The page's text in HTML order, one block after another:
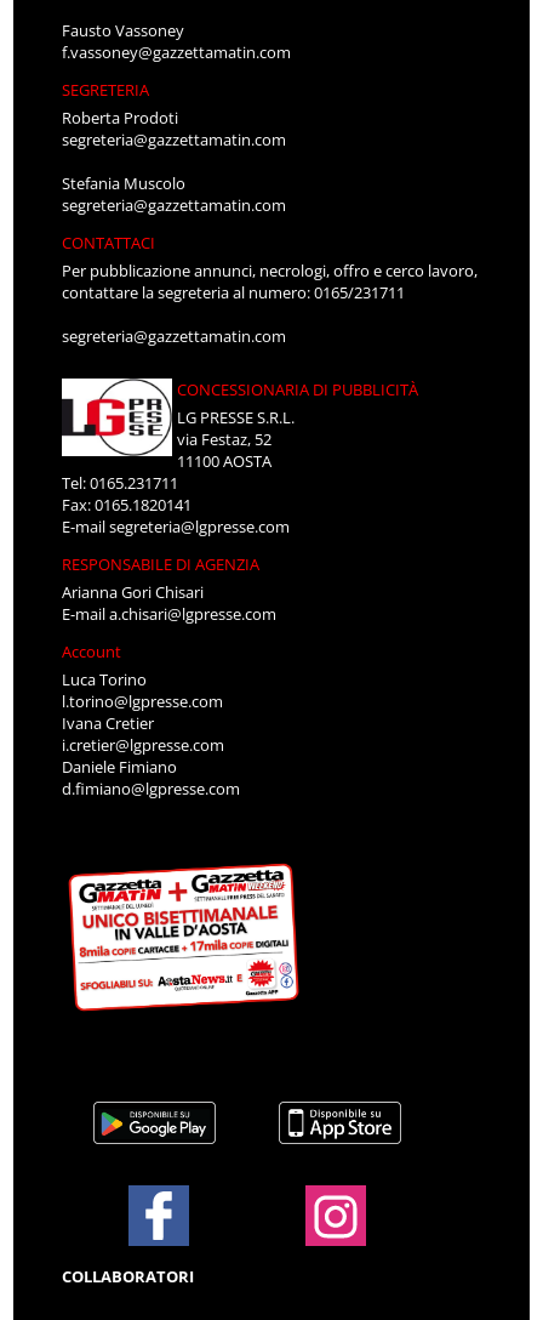
Fausto Vassoney
f.vassoney@gazzettamatin.com
SEGRETERIA
Roberta Prodoti
segreteria@gazzettamatin.com
Stefania Muscolo
segreteria@gazzettamatin.com
CONTATTACI
Per pubblicazione annunci, necrologi, offro e cerco lavoro,
contattare la segreteria al numero: 0165/231711
segreteria@gazzettamatin.com
CONCESSIONARIA DI PUBBLICITÀ
LG PRESSE S.R.L.
via Festaz, 52
11100 AOSTA
Tel: 0165.231711
Fax: 0165.1820141
E-mailsegreteria@lgpresse.com
RESPONSABILE DI AGENZIA
Arianna Gori Chisari
E-maila.chisari@lgpresse.com
Account
Luca Torino
l.torino@lgpresse.com
Ivana Cretier
i.cretier@lgpresse.com
Daniele Fimiano
d.fimiano@lgpresse.com
COLLABORATORI